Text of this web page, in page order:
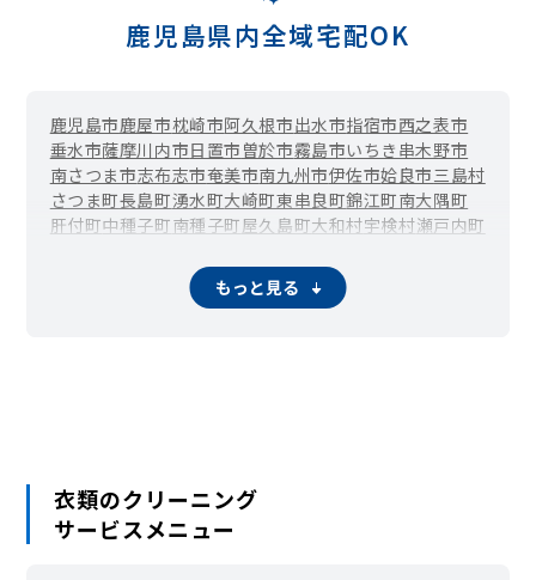
鹿児島県内全域宅配OK
鹿児島市鹿屋市枕崎市阿久根市出水市指宿市西之表市
垂水市薩摩川内市日置市 曽於市霧島市いちき串木野市
南さつま市志布志市奄美市南九州市伊佐市姶良市三島村
さつま町長島町湧水町大崎町東串良町錦江町南大隅町
肝付町中種子町南種子町屋久島町大和村宇検村瀬戸内町
もっと見る
衣類のクリーニング
サービスメニュー